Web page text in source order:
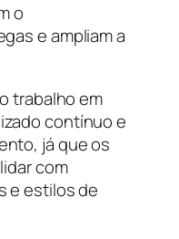
o
e ampliam a
trabalho em
contínuo e
já que os
com
e estilos de